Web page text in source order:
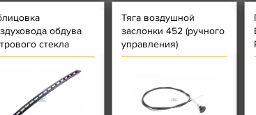
обдува
стекла
(c 2015 года)
Тяга воздушной
заслонки 452 (ручного
управления)